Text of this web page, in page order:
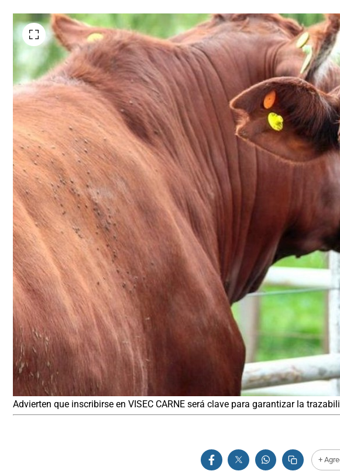
Advierten que inscribirse en VISEC CARNE será clave para garantizar la
+